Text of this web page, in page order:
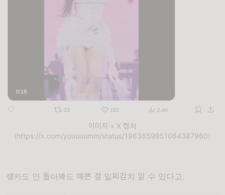
이미지 = X 캡처
(https://x.com/youuuumm/status/1963659951064387960)
생카도 안 돌아봐도 예쁜 걸 일찌감치 알 수 있다고.